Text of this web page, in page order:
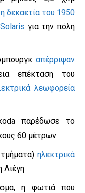
δεκαετία του 1950
για την πόλη
απέρριψαν
επέκταση του
λεωφορεία
παρέδωσε το
60 μέτρων
ηλεκτρικά
Λιέγη
η φωτιά που